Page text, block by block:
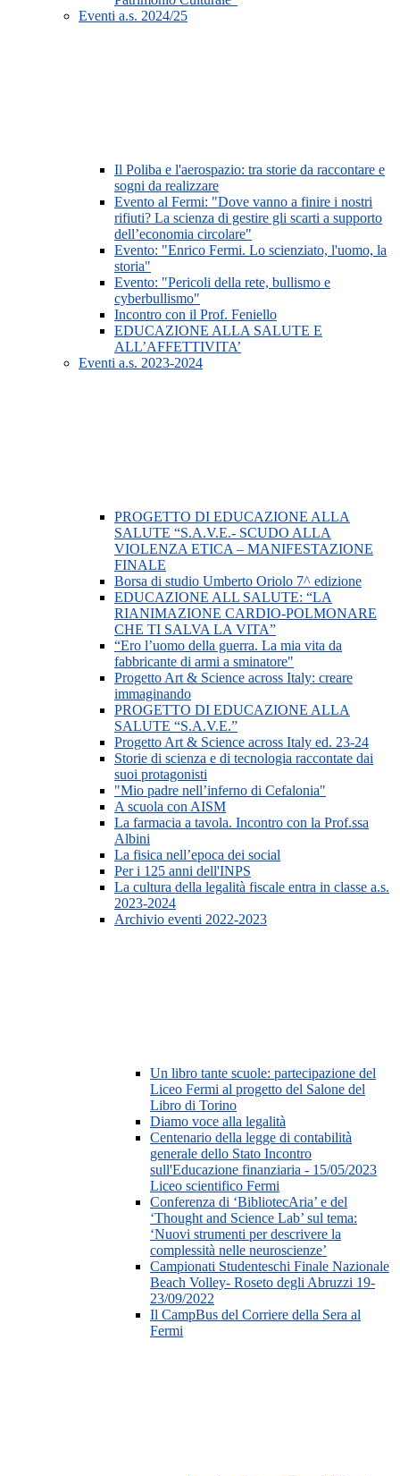
Eventi a.s. 2024/25
Il Poliba e l'aerospazio: tra storie da raccontare e
sogni da realizzare
Evento al Fermi: "Dove vanno a finire i nostri
rifiuti? La scienza di gestire gli scarti a supporto
dell’economia circolare"
Evento: "Enrico Fermi. Lo scienziato, l'uomo, la
storia"
Evento: "Pericoli della rete, bullismo e
cyberbullismo"
Incontro con il Prof. Feniello
EDUCAZIONE ALLA SALUTE E
ALL’AFFETTIVITA’
Eventi a.s. 2023-2024
PROGETTO DI EDUCAZIONE ALLA
SALUTE “S.A.V.E.- SCUDO ALLA
VIOLENZA ETICA – MANIFESTAZIONE
FINALE
Borsa di studio Umberto Oriolo 7^ edizione
EDUCAZIONE ALL SALUTE: “LA
RIANIMAZIONE CARDIO-POLMONARE
CHE TI SALVA LA VITA”
“Ero l’uomo della guerra. La mia vita da
fabbricante di armi a sminatore"
Progetto Art & Science across Italy: creare
immaginando
PROGETTO DI EDUCAZIONE ALLA
SALUTE “S.A.V.E.”
Progetto Art & Science across Italy ed. 23-24
Storie di scienza e di tecnologia raccontate dai
suoi protagonisti
"Mio padre nell’inferno di Cefalonia"
A scuola con AISM
La farmacia a tavola. Incontro con la Prof.ssa
Albini
La fisica nell’epoca dei social
Per i 125 anni dell'INPS
La cultura della legalità fiscale entra in classe a.s.
2023-2024
Archivio eventi 2022-2023
Un libro tante scuole: partecipazione del
Liceo Fermi al progetto del Salone del
Libro di Torino
Diamo voce alla legalità
Centenario della legge di contabilità
generale dello Stato Incontro
sull'Educazione finanziaria - 15/05/2023
Liceo scientifico Fermi
Conferenza di ‘BibliotecAria’ e del
‘Thought and Science Lab’ sul tema:
‘Nuovi strumenti per descrivere la
complessità nelle neuroscienze’
Campionati Studenteschi Finale Nazionale
Beach Volley- Roseto degli Abruzzi 19-
23/09/2022
Il CampBus del Corriere della Sera al
Fermi